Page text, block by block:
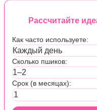
Рассчитайте
Как часто используете:
Сколько пшиков:
Срок (в месяцах):